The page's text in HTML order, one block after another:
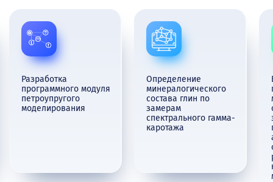
Разработка
программного модуля
петроупругого
моделирования
Определение
минералогического
состава глин по
замерам
спектрального гамма-
каротажа